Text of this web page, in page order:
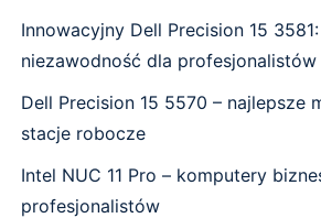
Innowacyjny Dell Precision 15
niezawodność dla profesjonalistów
Dell Precision 15 5570 – najlepsze
stacje robocze
Intel NUC 11 Pro – komputery
profesjonalistów